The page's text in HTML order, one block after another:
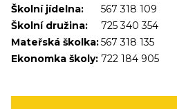
Školní jídelna:
567 318 109
Školní družina:
725 340 354
Mateřská školka:567 318 135
Ekonomka školy: 722 184 905